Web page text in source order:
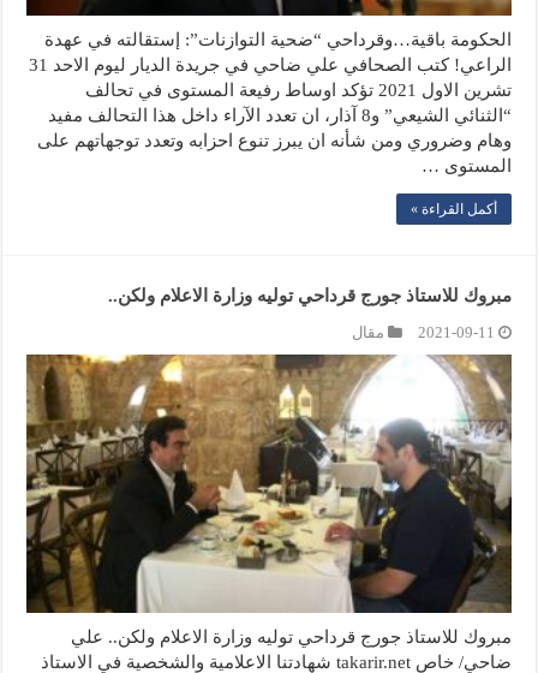
الحكومة باقية…وقرداحي “ضحية التوازنات”: إستقالته في عهدة
الراعي! كتب الصحافي علي ضاحي في جريدة الديار ليوم الاحد 31
تشرين الاول 2021 تؤكد اوساط رفيعة المستوى في تحالف
“الثنائي الشيعي” و8 آذار، ان تعدد الآراء داخل هذا التحالف مفيد
وهام وضروري ومن شأنه ان يبرز تنوع احزابه وتعدد توجهاتهم على
المستوى …
أكمل القراءة »
مبروك للاستاذ جورج قرداحي توليه وزارة الاعلام ولكن..
2021-09-11 مقال
مبروك للاستاذ جورج قرداحي توليه وزارة الاعلام ولكن.. علي
ضاحي/ خاص takarir.net شهادتنا الاعلامية والشخصية في الاستاذ